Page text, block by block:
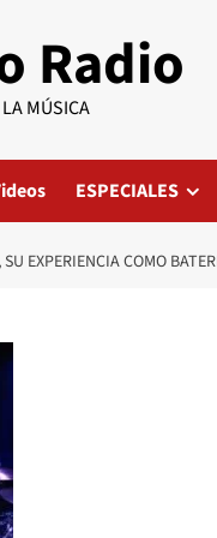
Radio
MÚSICA
ESPECIALES
EXPERIENCIA COMO